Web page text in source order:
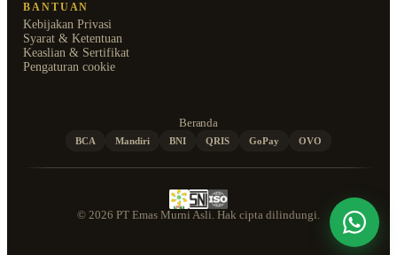
BANTUAN
Kebijakan Privasi
Syarat & Ketentuan
Keaslian & Sertifikat
Pengaturan cookie
Beranda
BCA Mandiri BNI QRIS GoPay OVO
© 2026 PT Emas Murni Asli. Hak cipta dilindungi.